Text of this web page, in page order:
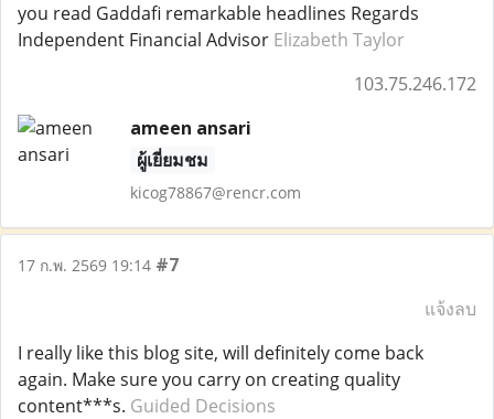
you read Gaddafi remarkable headlines Regards
Independent Financial Advisor Elizabeth Taylor
103.75.246.172
ameen ansari
ผู้เยี่ยมชม
kicog78867@rencr.com
17 ก.พ. 2569 19:14 #7
แจ้งลบ
I really like this blog site, will definitely come back
again. Make sure you carry on creating quality
content***s. Guided Decisions